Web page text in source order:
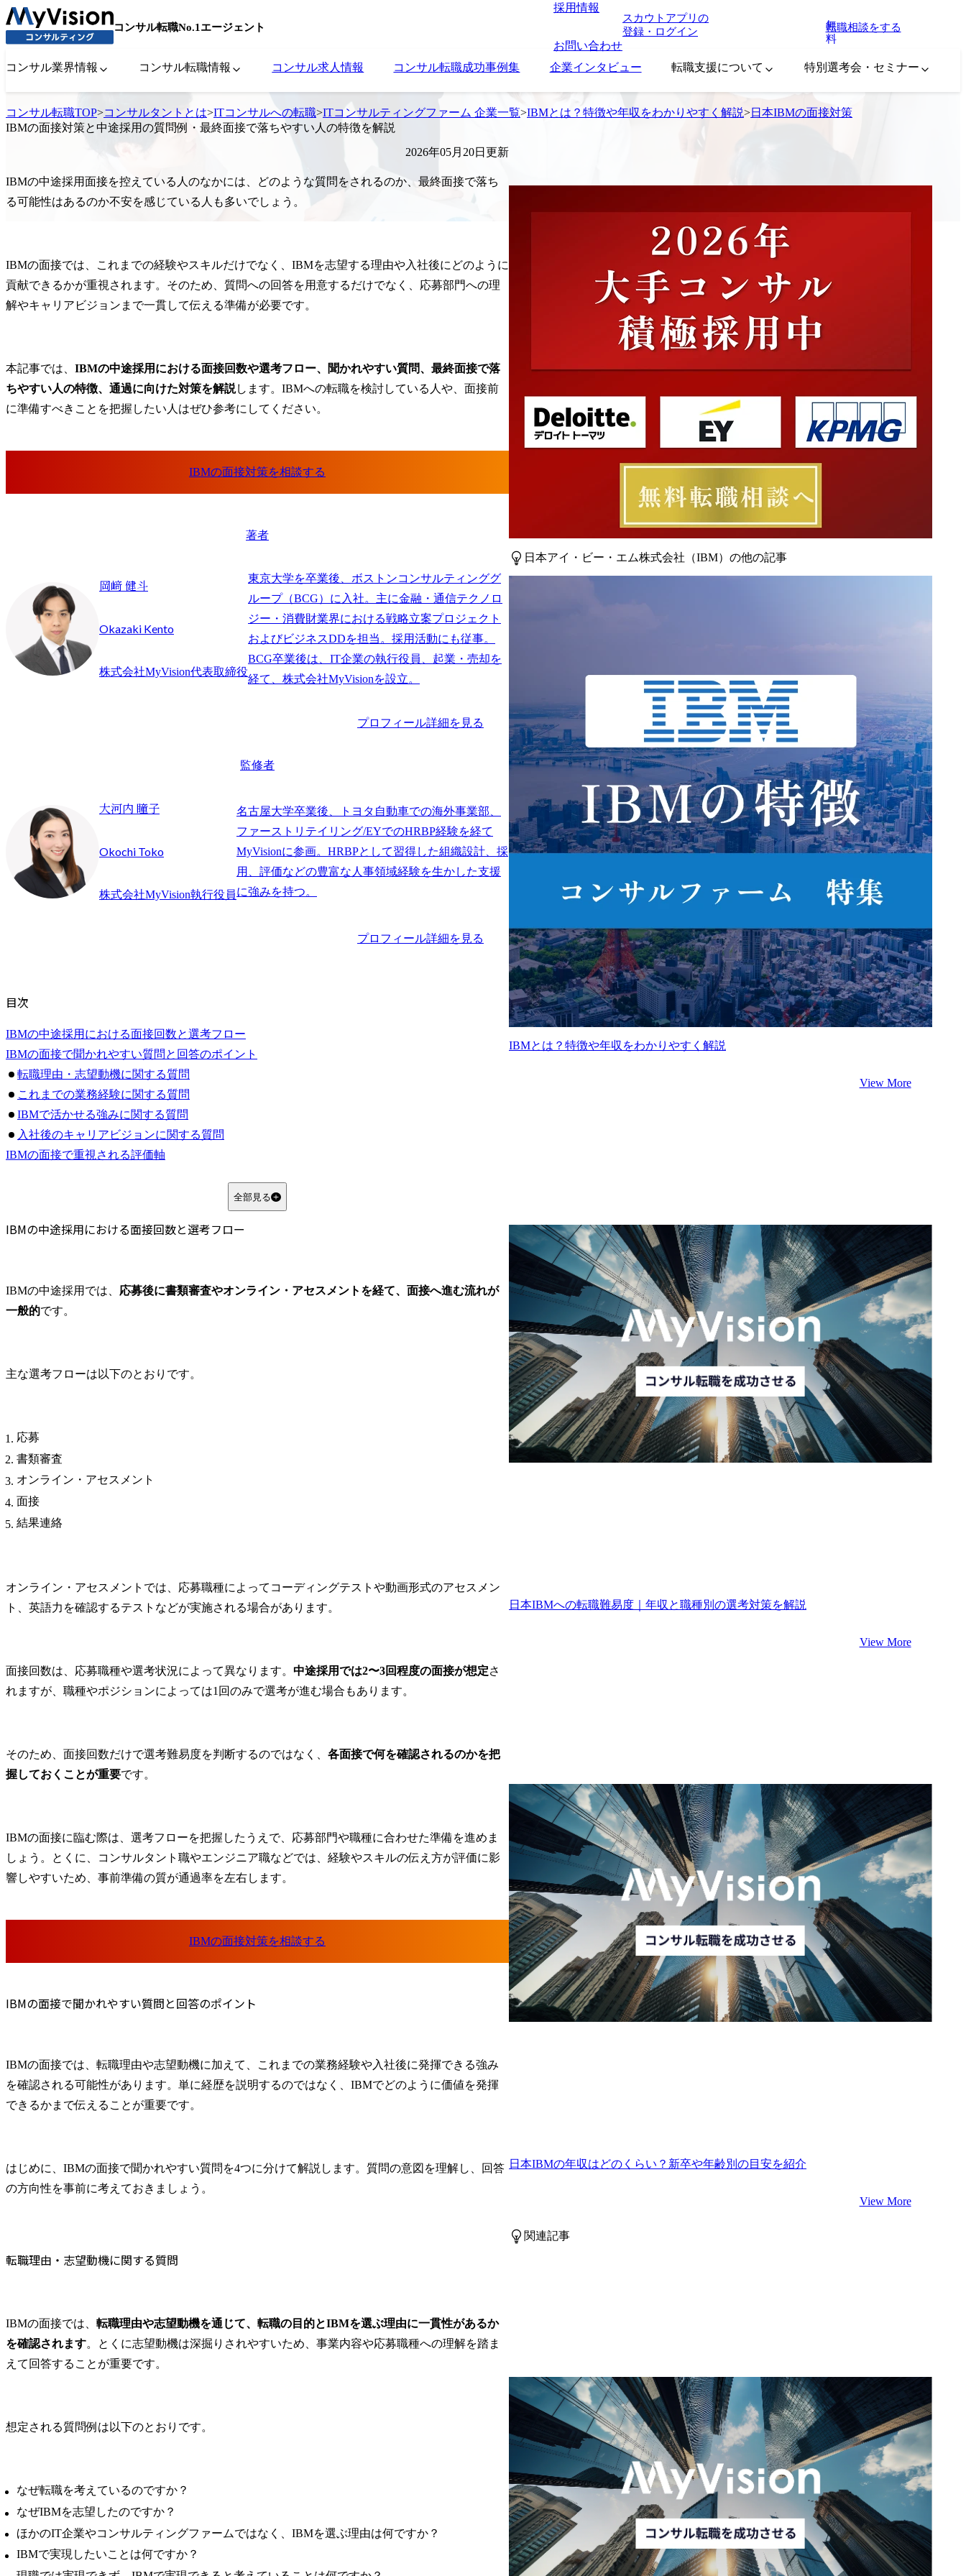
コンサル転職No.1エージェント
採用情報
お問い合わせ
スカウトアプリの
登録・ログイン
無
料
転職相談をする
コンサル業界情報 コンサル転職情報 コンサル求人情報 コンサル転職成功事例集 企業インタビュー 転職支援について 特別選考会・セミナー
コンサル転職TOP>コンサルタントとは>ITコンサルへの転職>ITコンサルティングファーム 企業一覧>IBMとは？特徴や年収をわかりやすく解説>日本IBMの面接対策
IBMの面接対策と中途採用の質問例・最終面接で落ちやすい人の特徴を解説
2026年05月20日更新
IBMの中途採用面接を控えている人のなかには、どのような質問をされるのか、最終面接で落ち
る可能性はあるのか不安を感じている人も多いでしょう。
IBMの面接では、これまでの経験やスキルだけでなく、IBMを志望する理由や入社後にどのように
貢献できるかが重視されます。そのため、質問への回答を用意するだけでなく、応募部門への理
解やキャリアビジョンまで一貫して伝える準備が必要です。
本記事では、 IBMの中途採用における面接回数や選考フロー、聞かれやすい質問、最終面接で落
ちやすい人の特徴、通過に向けた対策を解説します。IBMへの転職を検討している人や、面接前
に準備すべきことを把握したい人はぜひ参考にしてください。
著者
岡﨑 健斗
Okazaki Kento
株式会社MyVision代表取締役
東京大学を卒業後、ボストンコンサルティンググ
ループ（BCG）に入社。主に金融・通信テクノロ
ジー・消費財業界における戦略立案プロジェクト
およびビジネスDDを担当。採用活動にも従事。
BCG卒業後は、IT企業の執行役員、起業・売却を
プロフィール詳細を見る
監修者
大河内 瞳子
Okochi Toko
株式会社MyVision執行役員
名古屋大学卒業後、トヨタ自動車での海外事業部、
ファーストリテイリング/EYでのHRBP経験を経て
MyVisionに参画。HRBPとして習得した組織設計、採
用、評価などの豊富な人事領域経験を生かした支援
に強みを持つ。
プロフィール詳細を見る
目次
IBMの中途採用における面接回数と選考フロー
IBMの面接で聞かれやすい質問と回答のポイント
転職理由・志望動機に関する質問
これまでの業務経験に関する質問
IBMで活かせる強みに関する質問
入社後のキャリアビジョンに関する質問
IBMの面接で重視される評価軸
経験を入社後の貢献に結び付けられているか
IBMとは？特徴や年収をわかりやすく解説
入社後の活躍イメージが曖昧
IBMの面接を通過するために準備すべきこと
逆質問を選考段階に合わせて用意する
Q.IBMの最終面接の通過率はどれくらいですか？
Q.IBMの転職難易度を知りたいです
Q.IBMの面接結果はいつごろわかりますか？
Q.IBMの一次選考で小論文はありますか？
まとめ
全部見る
IBMの中途採用における面接回数と選考フロー
IBMの中途採用では、 応募後に書類審査やオンライン・アセスメントを経て、面接へ進む流れが
一般的です。
主な選考フローは以下のとおりです。
応募
書類審査
オンライン・アセスメント
面接
結果連絡
オンライン・アセスメントでは、応募職種によってコーディングテストや動画形式のアセスメン
ト、英語力を確認するテストなどが実施される場合があります。
面接回数は、応募職種や選考状況によって異なります。 中途採用では2〜3回程度の面接が想定さ
れますが、職種やポジションによっては1回のみで選考が進む場合もあります。
そのため、面接回数だけで選考難易度を判断するのではなく、 各面接で何を確認されるのかを把
握しておくことが重要です。
IBMの面接に臨む際は、選考フローを把握したうえで、応募部門や職種に合わせた準備を進めま
しょう。とくに、コンサルタント職やエンジニア職などでは、経験やスキルの伝え方が評価に影
響しやすいため、事前準備の質が通過率を左右します。
IBMの面接で聞かれやすい質問と回答のポイント
IBMの面接では、転職理由や志望動機に加えて、これまでの業務経験や入社後に発揮できる強み
を確認される可能性があります。単に経歴を説明するのではなく、IBMでどのように価値を発揮
できるかまで伝えることが重要です。
はじめに、IBMの面接で聞かれやすい質問を4つに分けて解説します。質問の意図を理解し、回答
の方向性を事前に考えておきましょう。
転職理由・志望動機に関する質問
IBMの面接では、 転職理由や志望動機を通じて、転職の目的とIBMを選ぶ理由に一貫性があるか
を確認されます。とくに志望動機は深掘りされやすいため、事業内容や応募職種への理解を踏ま
えて回答することが重要です。
想定される質問例は以下のとおりです。
なぜ転職を考えているのですか？
なぜIBMを志望したのですか？
ほかのIT企業やコンサルティングファームではなく、IBMを選ぶ理由は何ですか？
IBMで実現したいことは何ですか？
日本アイ・ビー・エム株式会社（IBM）の他の記事
IBMとは？特徴や年収をわかりやすく解説
View More
日本IBMへの転職難易度｜年収と職種別の選考対策を解説
View More
日本IBMの年収はどのくらい？新卒や年齢別の目安を紹介
View More
関連記事